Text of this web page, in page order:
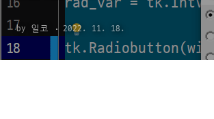
하기
by 일코 2022. 11. 18.